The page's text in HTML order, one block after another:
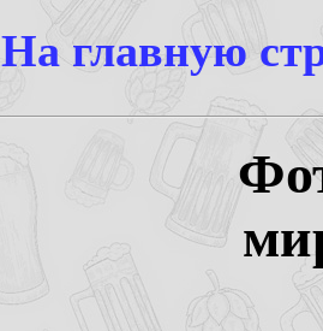
На главную